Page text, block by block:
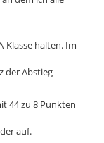
Klasse halten. Im
der Abstieg
44 zu 8 Punkten
auf.